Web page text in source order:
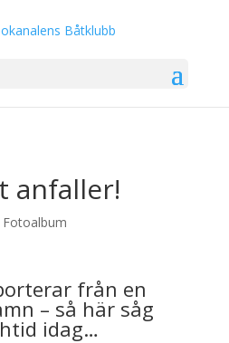
anfaller!
Fotoalbum
från en
– så här såg
idag…